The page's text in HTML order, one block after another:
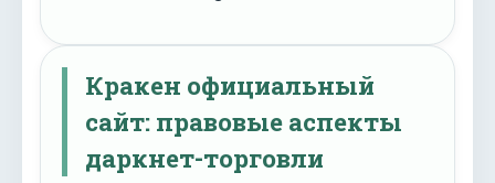
Кракен официальный
сайт: правовые аспекты
даркнет-торговли